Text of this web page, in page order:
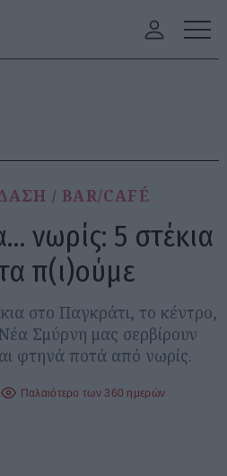
BAR/CAFÉ
νωρίς: 5 στέκια
π(ι)ούμε
στο Παγκράτι, το κέντρο,
Σμύρνη μας σερβίρουν
φτηνά ποτά από νωρίς.
Παλαιότερο των 360 ημερών